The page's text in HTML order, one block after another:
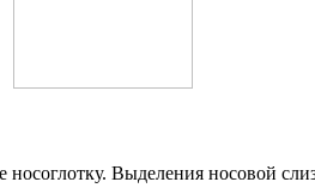
носоглотку. Выделения носовой